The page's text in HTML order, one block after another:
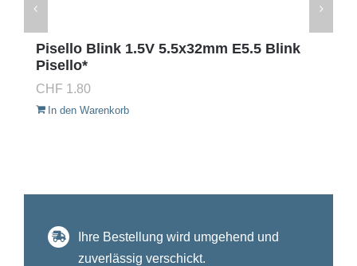
Pisello Blink 1.5V 5.5x32mm E5.5 Blink
Pisello*
CHF 1.80
In den Warenkorb
Ihre Bestellung wird umgehend und
zuverlässig verschickt.